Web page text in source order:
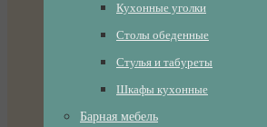
Кухонные уголки
Столы обеденные
Стулья и табуреты
Шкафы кухонные
Барная мебель